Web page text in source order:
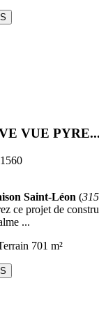
VUE PYRE...
Saint-Léon (
ce projet de
...
701 m²